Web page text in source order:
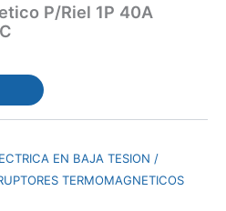
P/Riel 1P 40A
EN BAJA TESION /
TERMOMAGNETICOS